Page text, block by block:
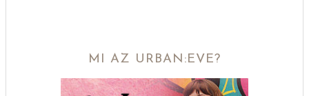
MI AZ URBAN:EVE?